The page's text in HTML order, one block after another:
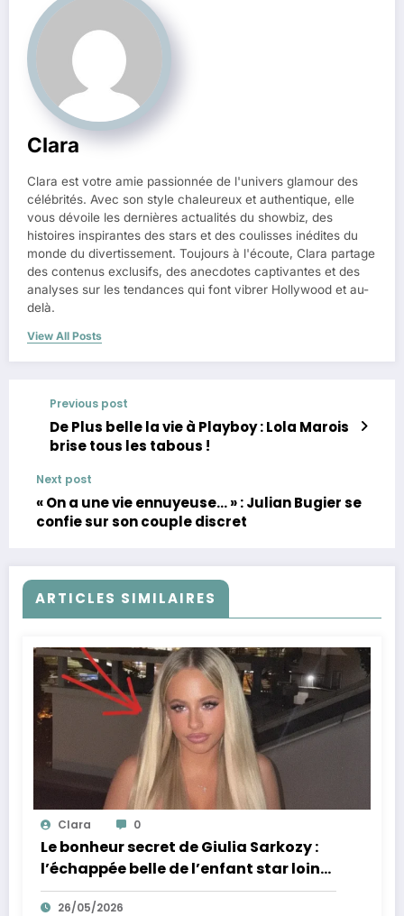
Clara
Clara est votre amie passionnée de l'univers glamour des
célébrités. Avec son style chaleureux et authentique, elle
vous dévoile les dernières actualités du showbiz, des
histoires inspirantes des stars et des coulisses inédites du
monde du divertissement. Toujours à l'écoute, Clara partage
des contenus exclusifs, des anecdotes captivantes et des
analyses sur les tendances qui font vibrer Hollywood et au-
delà.
View All Posts
Previous post
De Plus belle la vie à Playboy : Lola Marois
brise tous les tabous !
Next post
« On a une vie ennuyeuse… » : Julian Bugier se
confie sur son couple discret
ARTICLES SIMILAIRES
Clara 0
Le bonheur secret de Giulia Sarkozy :
l’échappée belle de l’enfant star loin
des tumultes familiaux.
26/05/2026